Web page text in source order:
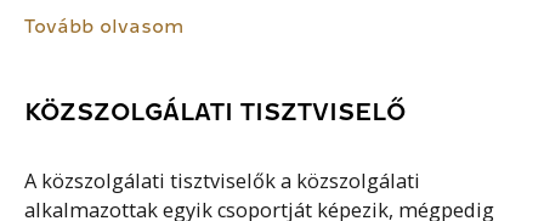
Tovább olvasom
KÖZSZOLGÁLATI TISZTVISELŐ
A közszolgálati tisztviselők a közszolgálati
alkalmazottak egyik csoportját képezik, mégpedig